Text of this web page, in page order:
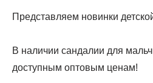
Представляем новинки
В наличии сандалии для
доступным оптовым ценам!